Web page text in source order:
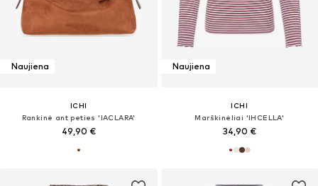
Naujiena
ICHI
Rankinė ant peties 'IACLARA'
49,90 €
Naujiena
ICHI
Marškinėliai 'IHCELLA'
34,90 €